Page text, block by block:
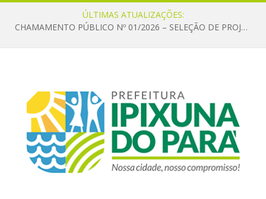
ÚLTIMAS ATUALIZAÇÕES:
CHAMAMENTO PÚBLICO Nº 01/2026 – SELEÇÃO DE PROJETOS PARA FIRMAR TERMO DE EXECUÇÃO CULTURAL COM RECURSOS DA POLÍTICA NACIONAL ALDIR BLANC DE FOMENTO À CULTURA – PNAB (LEI Nº 14.399/2022)